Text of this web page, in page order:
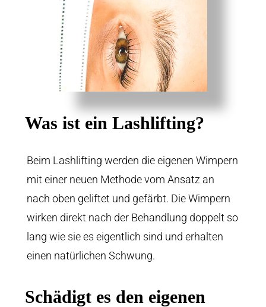
Was ist ein Lashlifting?
Beim Lashlifting werden die eigenen Wimpern
mit einer neuen Methode vom Ansatz an
nach oben geliftet und gefärbt. Die Wimpern
wirken direkt nach der Behandlung doppelt so
lang wie sie es eigentlich sind und erhalten
einen natürlichen Schwung.
Schädigt es den eigenen